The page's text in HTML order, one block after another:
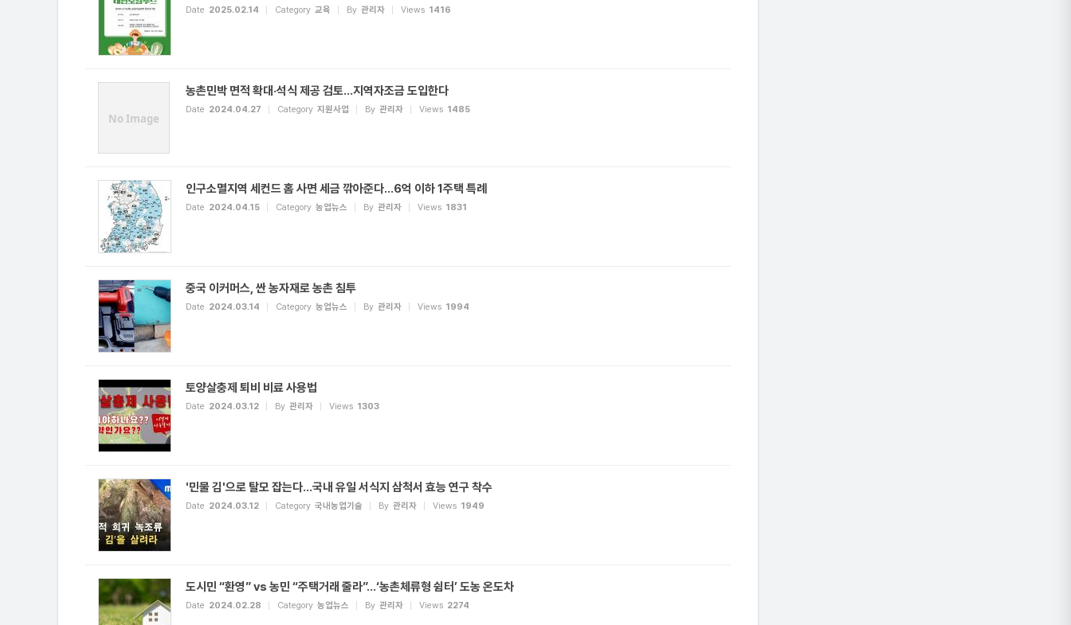
Date 2025.02.14 Category 교육 By 관리자 Views 1416
No Image
농촌민박 면적 확대·석식 제공 검토…지역자조금 도입한다
Date 2024.04.27 Category 지원사업 By 관리자 Views 1485
인구소멸지역 세컨드 홈 사면 세금 깎아준다…6억 이하 1주택 특례
Date 2024.04.15 Category 농업뉴스 By 관리자 Views 1831
중국 이커머스, 싼 농자재로 농촌 침투
Date 2024.03.14 Category 농업뉴스 By 관리자 Views 1994
토양살충제 퇴비 비료 사용법
Date 2024.03.12 By 관리자 Views 1303
'민물 김'으로 탈모 잡는다…국내 유일 서식지 삼척서 효능 연구 착수
Date 2024.03.12 Category 국내농업기술 By 관리자 Views 1949
도시민 “환영” vs 농민 “주택거래 줄라”…‘농촌체류형 쉼터’ 도농 온도차
Date 2024.02.28 Category 농업뉴스 By 관리자 Views 2274